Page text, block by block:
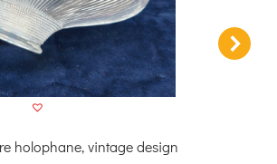
holophane, vintage design